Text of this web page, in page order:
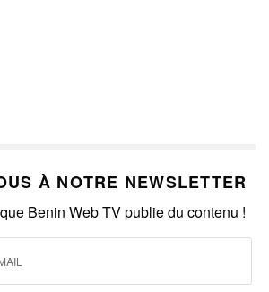
À NOTRE NEWSLETTER
Benin Web TV publie du contenu !